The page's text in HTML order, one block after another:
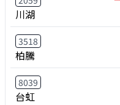
川湖
3518
柏騰
8039
台虹